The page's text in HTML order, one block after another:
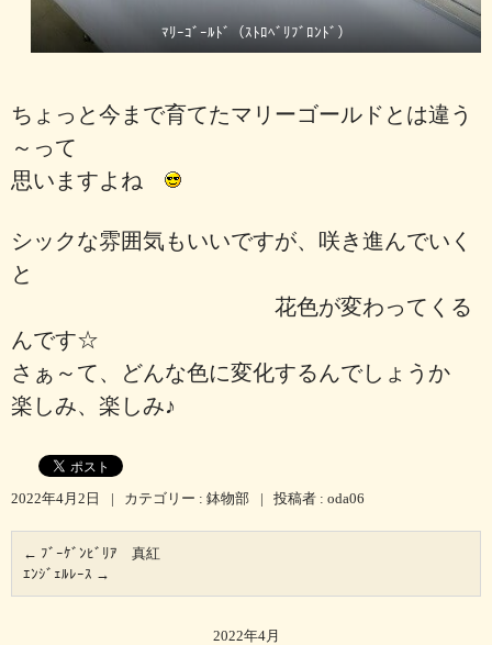
ﾏﾘｰｺﾞｰﾙﾄﾞ（ｽﾄﾛﾍﾞﾘﾌﾞﾛﾝﾄﾞ）
ちょっと今まで育てたマリーゴールドとは違う
～って
思いますよね
シックな雰囲気もいいですが、咲き進んでいく
と
花色が変わってくる
んです☆
さぁ～て、どんな色に変化するんでしょうか
楽しみ、楽しみ♪
2022年4月2日 | カテゴリー : 鉢物部 | 投稿者 : oda06
← ﾌﾞｰｹﾞﾝﾋﾞﾘｱ 真紅
ｴﾝｼﾞｪﾙﾚｰｽ →
2022年4月